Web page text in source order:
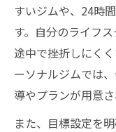
すいジムや、24時
す。自分のライフ
途中で挫折しにく
ーソナルジムでは
導やプランが用意さ
また、目標設定を